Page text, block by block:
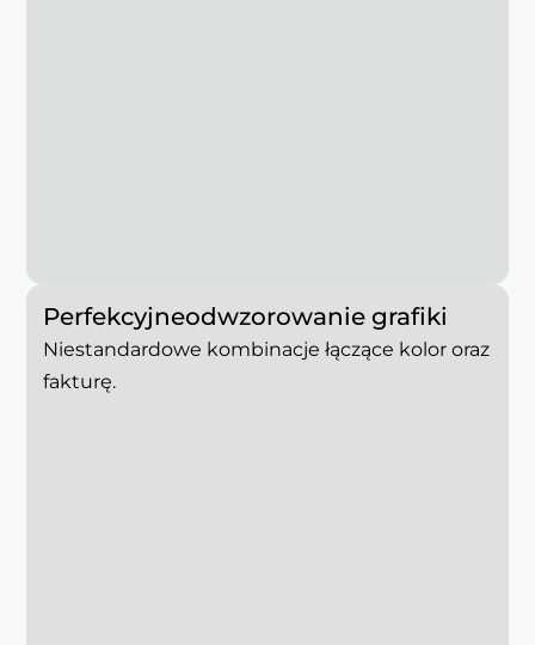
Perfekcyjneodwzorowanie grafiki
Niestandardowe kombinacje łączące kolor oraz
fakturę.